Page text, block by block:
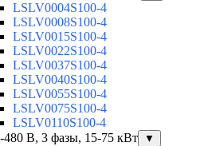
LSLV0004S100-4
LSLV0008S100-4
LSLV0015S100-4
LSLV0022S100-4
LSLV0037S100-4
LSLV0040S100-4
LSLV0055S100-4
LSLV0075S100-4
LSLV0110S100-4
480 В, 3 фазы, 15-75 кВт
▼